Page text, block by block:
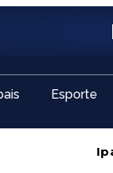
Esporte